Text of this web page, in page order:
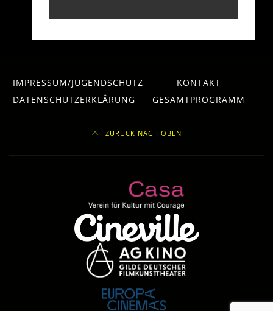
IMPRESSUM/JUGENDSCHUTZ
KONTAKT
DATENSCHUTZERKLÄRUNG
GESAMTPROGRAMM
ZURÜCK NACH OBEN